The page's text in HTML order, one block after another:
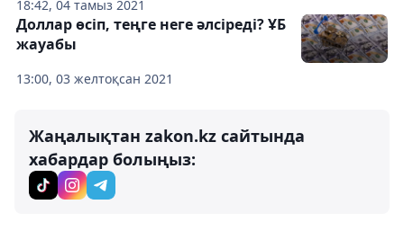
18:42, 04 тамыз 2021
13:00, 03 желтоқсан 2021
Доллар өсіп, теңге неге әлсіреді? ҰБ
жауабы
Жаңалықтан zakon.kz сайтында
хабардар болыңыз: